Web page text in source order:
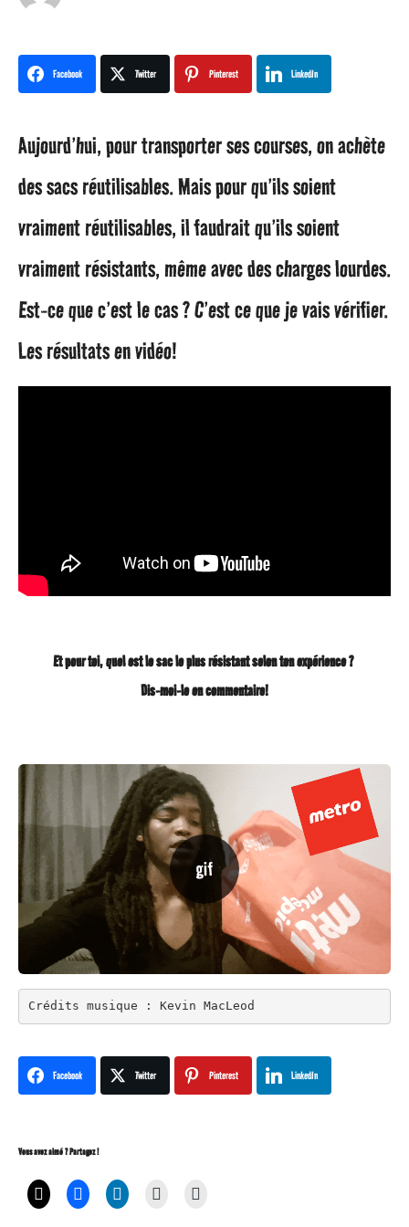
a
o
1
a
n
a
g
o
Facebook Twitter Pinterest LinkedIn
Aujourd’hui, pour transporter ses courses, on achète
des sacs réutilisables. Mais pour qu’ils soient
vraiment réutilisables, il faudrait qu’ils soient
vraiment résistants, même avec des charges lourdes.
Est-ce que c’est le cas ? C’est ce que je vais vérifier.
Les résultats en vidéo!
Et pour toi, quel est le sac le plus résistant selon ton expérience ?
Dis-moi-le en commentaire!
Crédits musique : Kevin MacLeod
Facebook Twitter Pinterest LinkedIn
Vous avez aimé ? Partagez !